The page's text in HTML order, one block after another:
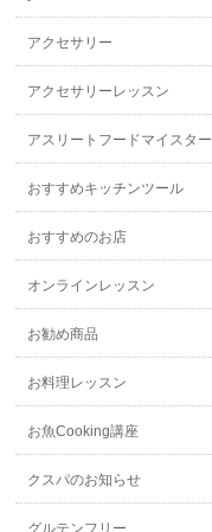
アクセサリー
アクセサリーレッスン
アスリートフードマイスター
おすすめキッチンツール
おすすめのお店
オンラインレッスン
お勧め商品
お料理レッスン
お魚Cooking講座
クスパのお知らせ
グルテンフリー